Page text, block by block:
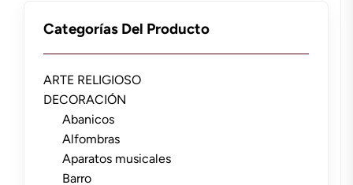
Categorías Del Producto
ARTE RELIGIOSO
DECORACIÓN
Abanicos
Alfombras
Aparatos musicales
Barro